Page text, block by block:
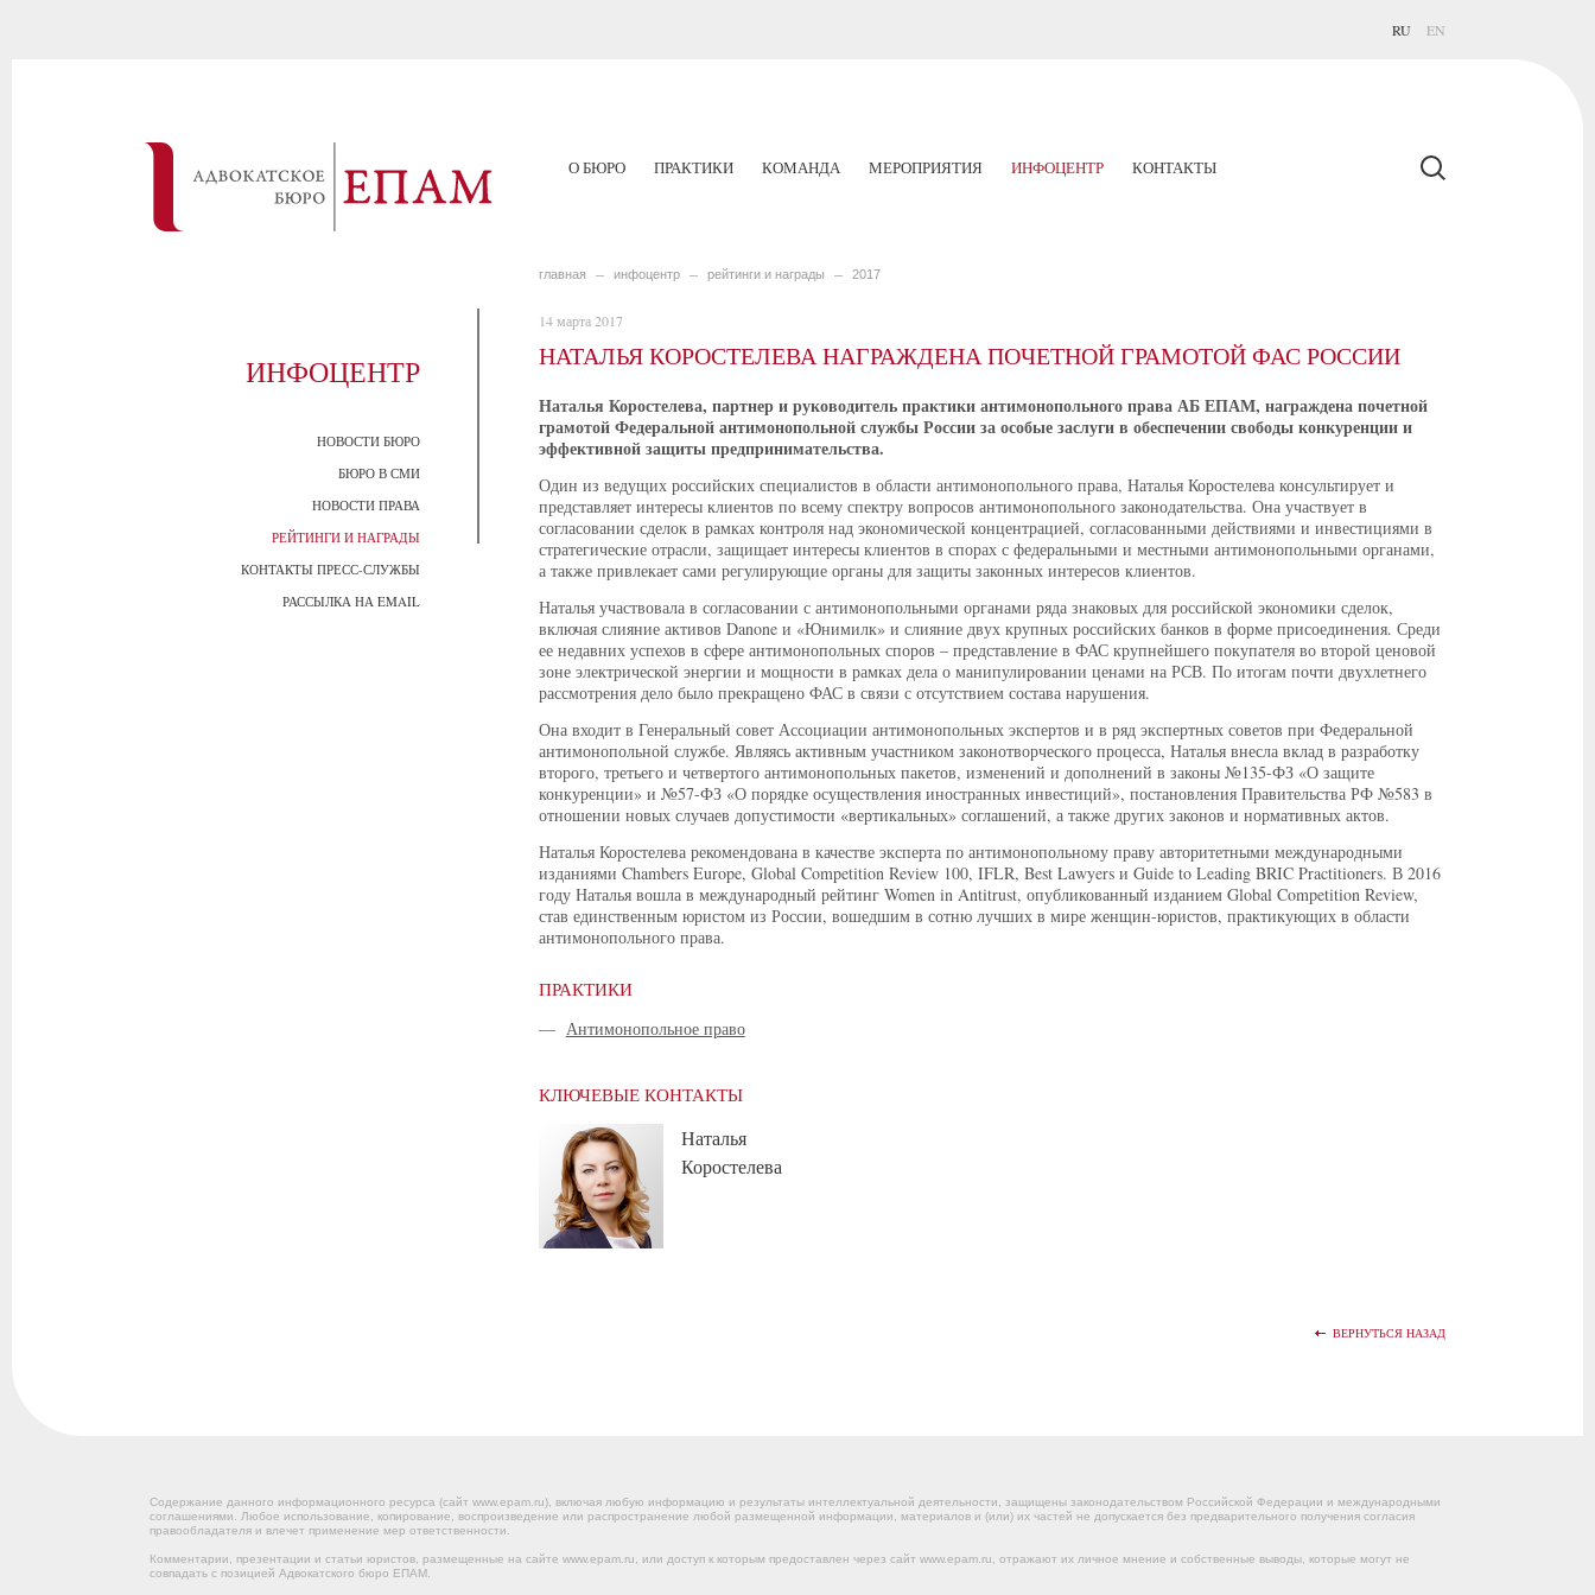
RU EN
О БЮРО ПРАКТИКИ КОМАНДА МЕРОПРИЯТИЯ ИНФОЦЕНТР КОНТАКТЫ
ИНФОЦЕНТР
НОВОСТИ БЮРО
БЮРО В СМИ
НОВОСТИ ПРАВА
РЕЙТИНГИ И НАГРАДЫ
КОНТАКТЫ ПРЕСС-СЛУЖБЫ
РАССЫЛКА НА EMAIL
главная инфоцентр рейтинги и награды 2017
14 марта 2017
НАТАЛЬЯ КОРОСТЕЛЕВА НАГРАЖДЕНА ПОЧЕТНОЙ ГРАМОТОЙ ФАС РОССИИ
Наталья Коростелева, партнер и руководитель практики антимонопольного права АБ ЕПАМ, награждена почетной
грамотой Федеральной антимонопольной службы России за особые заслуги в обеспечении свободы конкуренции и
эффективной защиты предпринимательства.
Один из ведущих российских специалистов в области антимонопольного права, Наталья Коростелева консультирует и
представляет интересы клиентов по всему спектру вопросов антимонопольного законодательства. Она участвует в
согласовании сделок в рамках контроля над экономической концентрацией, согласованными действиями и инвестициями в
стратегические отрасли, защищает интересы клиентов в спорах с федеральными и местными антимонопольными органами,
а также привлекает сами регулирующие органы для защиты законных интересов клиентов.
Наталья участвовала в согласовании с антимонопольными органами ряда знаковых для российской экономики сделок,
включая слияние активов Danone и «Юнимилк» и слияние двух крупных российских банков в форме присоединения. Среди
ее недавних успехов в сфере антимонопольных споров – представление в ФАС крупнейшего покупателя во второй ценовой
зоне электрической энергии и мощности в рамках дела о манипулировании ценами на РСВ. По итогам почти двухлетнего
рассмотрения дело было прекращено ФАС в связи с отсутствием состава нарушения.
Она входит в Генеральный совет Ассоциации антимонопольных экспертов и в ряд экспертных советов при Федеральной
антимонопольной службе. Являясь активным участником законотворческого процесса, Наталья внесла вклад в разработку
второго, третьего и четвертого антимонопольных пакетов, изменений и дополнений в законы №135-ФЗ «О защите
конкуренции» и №57-ФЗ «О порядке осуществления иностранных инвестиций», постановления Правительства РФ №583 в
отношении новых случаев допустимости «вертикальных» соглашений, а также других законов и нормативных актов.
Наталья Коростелева рекомендована в качестве эксперта по антимонопольному праву авторитетными международными
изданиями Chambers Europe, Global Competition Review 100, IFLR, Best Lawyers и Guide to Leading BRIC Practitioners. В 2016
году Наталья вошла в международный рейтинг Women in Antitrust, опубликованный изданием Global Competition Review,
став единственным юристом из России, вошедшим в сотню лучших в мире женщин-юристов, практикующих в области
антимонопольного права.
ПРАКТИКИ
— Антимонопольное право
КЛЮЧЕВЫЕ КОНТАКТЫ
Наталья
Коростелева
ВЕРНУТЬСЯ НАЗАД
Содержание данного информационного ресурса (сайт www.epam.ru), включая любую информацию и результаты интеллектуальной деятельности, защищены законодательством Российской Федерации и международными
соглашениями. Любое использование, копирование, воспроизведение или распространение любой размещенной информации, материалов и (или) их частей не допускается без предварительного получения согласия
правообладателя и влечет применение мер ответственности.
Комментарии, презентации и статьи юристов, размещенные на сайте www.epam.ru, или доступ к которым предоставлен через сайт www.epam.ru, отражают их личное мнение и собственные выводы, которые могут не
совпадать с позицией Адвокатского бюро ЕПАМ.